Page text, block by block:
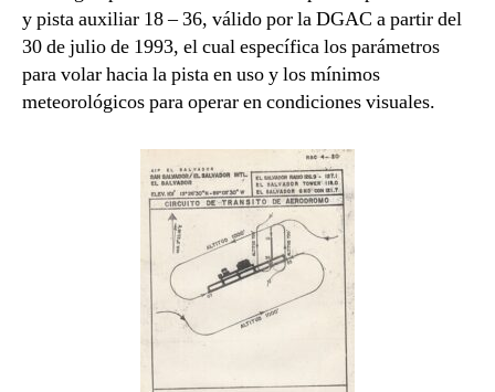
y pista auxiliar 18 – 36, válido por la DGAC a partir del
30 de julio de 1993, el cual específica los parámetros
para volar hacia la pista en uso y los mínimos
meteorológicos para operar en condiciones visuales.